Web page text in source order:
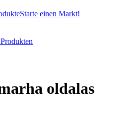
Starte einen Markt!
oldalas